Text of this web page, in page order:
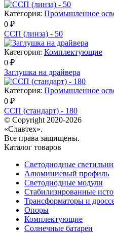
Категория: Промышленное
0 ₽
ССП (линза) - 50
Категория: Комплектующие
0 ₽
Заглушка на драйвера
Категория: Промышленное
0 ₽
ССП (стандарт) - 180
© Copyright 2020-2026
«Славтех».
Все права защищены.
Каталог товаров
Светодиодные
Алюминиевый профиль
Светодиодные модули
Стабилизированные
Трансформаторы и
Опоры
Комплектующие
Солнечные батареи